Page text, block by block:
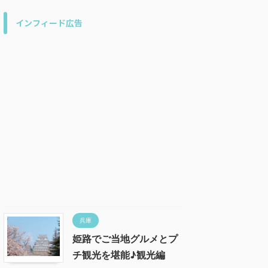
インフィード広告
兵庫
姫路でご当地グルメとプ
チ観光を堪能♪観光編